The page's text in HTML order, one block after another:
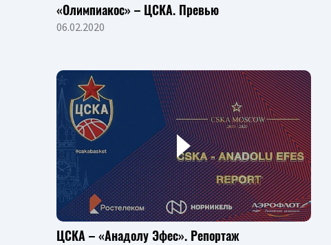
«Олимпиакос» – ЦСКА. Превью
06.02.2020
ЦСКА – «Анадолу Эфес». Репортаж